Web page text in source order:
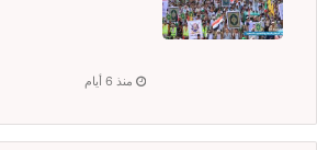
منذ 6 أيام